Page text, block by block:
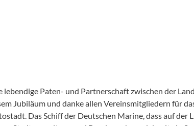
lebendige Paten- und Partnerschaft zwischen der
Jubiläum und danke allen Vereinsmitgliedern für
Das Schiff der Deutschen Marine, dass auf der